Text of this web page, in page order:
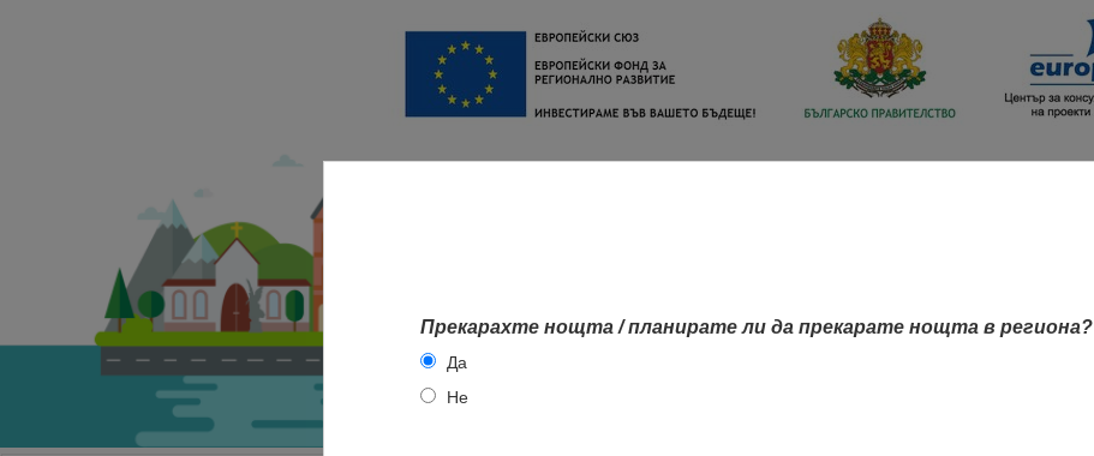
Прекарахте нощта / планирате ли да прекарате нощта в региона?
Да
Не